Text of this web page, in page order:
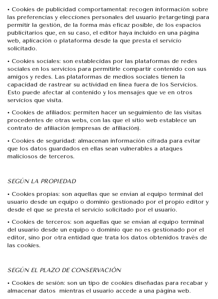
• Cookies de publicidad comportamental: recogen información sobre
las preferencias y elecciones personales del usuario (retargeting) para
permitir la gestión, de la forma más eficaz posible, de los espacios
publicitarios que, en su caso, el editor haya incluido en una página
web, aplicación o plataforma desde la que presta el servicio
solicitado.
• Cookies sociales: son establecidas por las plataformas de redes
sociales en los servicios para permitirle compartir contenido con sus
amigos y redes. Las plataformas de medios sociales tienen la
capacidad de rastrear su actividad en línea fuera de los Servicios.
Esto puede afectar al contenido y los mensajes que ve en otros
servicios que visita.
• Cookies de afiliados: permiten hacer un seguimiento de las visitas
procedentes de otras webs, con las que el sitio web establece un
contrato de afiliación (empresas de afiliación).
• Cookies de seguridad: almacenan información cifrada para evitar
que los datos guardados en ellas sean vulnerables a ataques
maliciosos de terceros.
SEGÚN LA PROPIEDAD
• Cookies propias: son aquellas que se envían al equipo terminal del
usuario desde un equipo o dominio gestionado por el propio editor y
desde el que se presta el servicio solicitado por el usuario.
• Cookies de terceros: son aquellas que se envían al equipo terminal
del usuario desde un equipo o dominio que no es gestionado por el
editor, sino por otra entidad que trata los datos obtenidos través de
las cookies.
SEGÚN EL PLAZO DE CONSERVACIÓN
• Cookies de sesión: son un tipo de cookies diseñadas para recabar y
almacenar datos mientras el usuario accede a una página web.